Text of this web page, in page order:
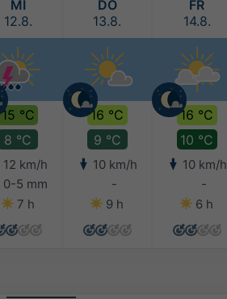
MI
12.8.
15 °C
8 °C
12 km/h
0-5 mm
7 h
DO
13.8.
16 °C
9 °C
10 km/h
-
9 h
FR
14.8.
16 °C
10 °C
10 km/h
-
6 h